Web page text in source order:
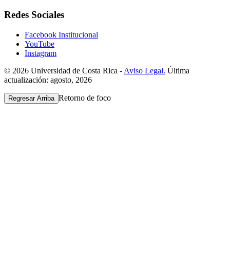
Redes Sociales
Facebook Institucional
YouTube
Instagram
© 2026 Universidad de Costa Rica - Aviso Legal. Última
actualización: agosto, 2026
Regresar Arriba Retorno de foco